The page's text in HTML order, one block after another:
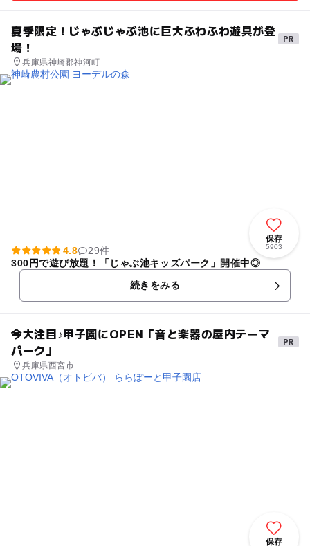
夏季限定！じゃぶじゃぶ池に巨大ふわふわ遊具が登
場！
兵庫県神崎郡神河町
保存
5903
4.8
29件
300円で遊び放題！「じゃぶ池キッズパーク」開催中◎
続きをみる
今大注目♪甲子園にOPEN「音と楽器の屋内テーマ
パーク」
兵庫県西宮市
保存